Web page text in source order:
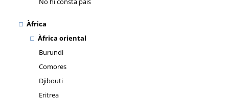
Àfrica
Àfrica oriental
Burundi
Comores
Djibouti
Eritrea